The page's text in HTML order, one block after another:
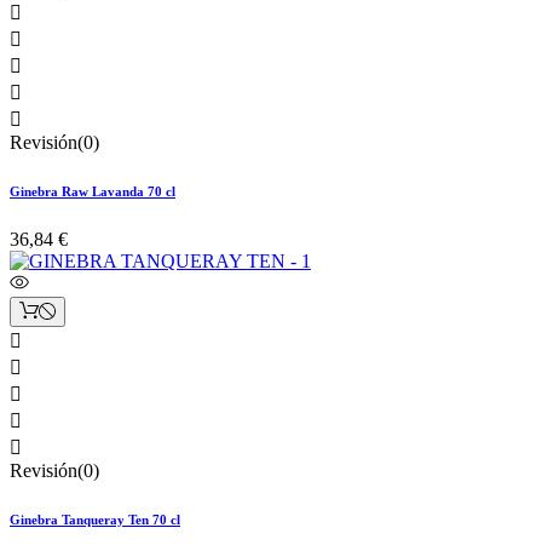





Revisión(0)
Ginebra Raw Lavanda 70 cl
36,84 €





Revisión(0)
Ginebra Tanqueray Ten 70 cl